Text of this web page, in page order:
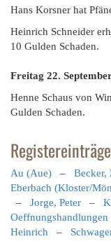
Hans Korsner hat
Heinrich Schneider
10 Gulden Schaden.
Freitag 22.
Henne Schaus von
Gulden Schaden.
Registereinträge
Au (Aue) – Becker,
Eberbach (Kloster/
– Jorge, Peter –
Heinrich –